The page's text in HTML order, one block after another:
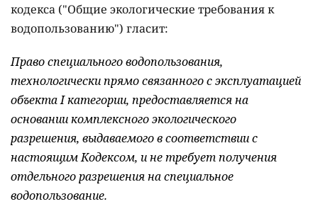
кодекса ("Общие экологические требования к
водопользованию") гласит:
Право специального водопользования,
технологически прямо связанного с эксплуатацией
объекта I категории, предоставляется на
основании комплексного экологического
разрешения, выдаваемого в соответствии с
настоящим Кодексом, и не требует получения
отдельного разрешения на специальное
водопользование.